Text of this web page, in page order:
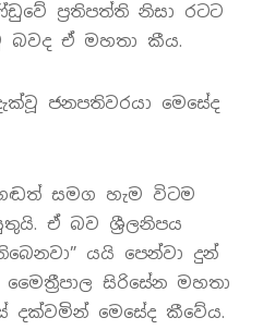
ප්‍රතිපත්ති නිසා රටට
බවද ඒ මහතා කීය.
ජනපතිවරයා මෙසේද
සමග හැම විටම
ඒ බව ශ්‍රීලනිපය
යයි පෙන්වා දුන්
සිරිසේන මහතා
දක්වමින් මෙසේද කීවේය.